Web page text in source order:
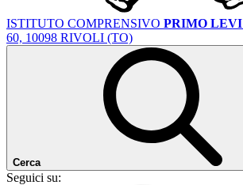
ISTITUTO COMPRENSIVO PRIMO LEVI
60, 10098 RIVOLI (TO)
Cerca
Seguici su: